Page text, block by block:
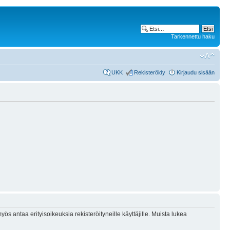
Tarkennettu haku
UKK Rekisteröidy Kirjaudu sisään
antaa erityisoikeuksia rekisteröityneille käyttäjille. Muista lukea